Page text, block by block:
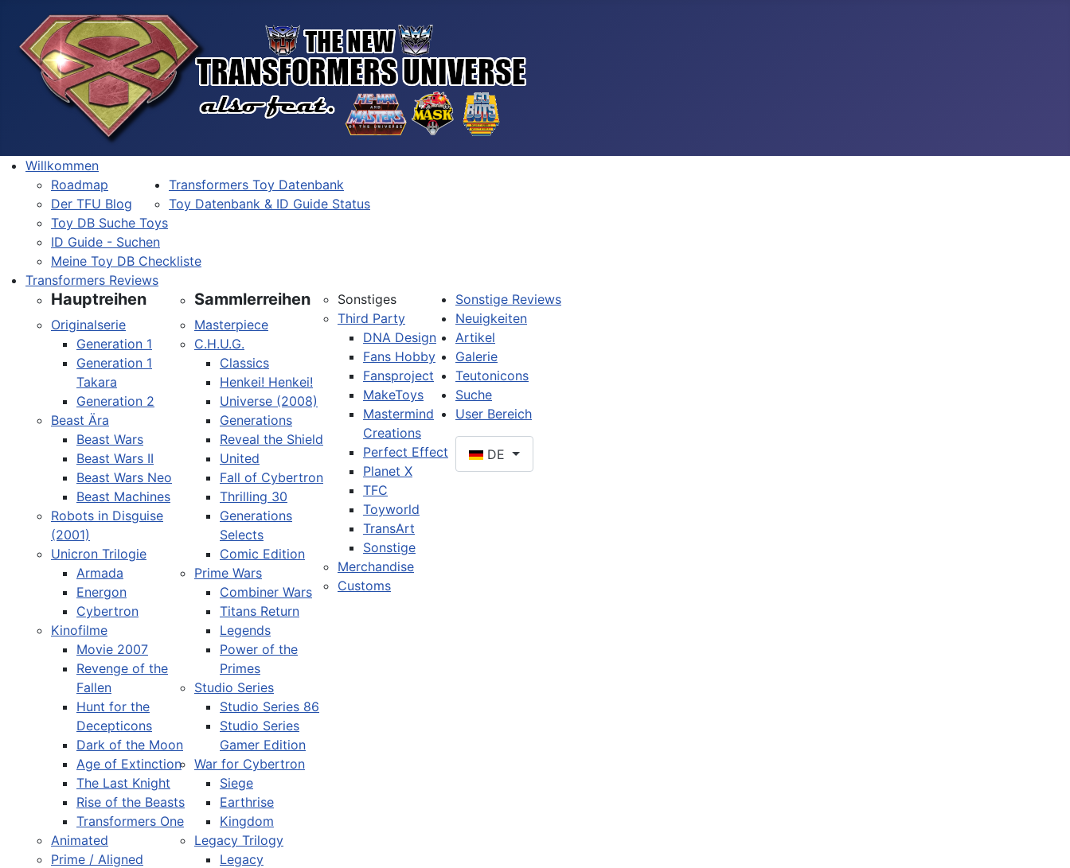
Willkommen
Roadmap
Der TFU Blog
Transformers Toy Datenbank
Toy Datenbank & ID Guide Status
Toy DB Suche Toys
ID Guide - Suchen
Meine Toy DB Checkliste
Transformers Reviews
Hauptreihen
Originalserie
Generation 1
Generation 1
Takara
Generation 2
Beast Ära
Beast Wars
Beast Wars II
Beast Wars Neo
Beast Machines
Robots in Disguise
(2001)
Unicron Trilogie
Armada
Energon
Cybertron
Kinofilme
Movie 2007
Revenge of the
Fallen
Hunt for the
Decepticons
Dark of the Moon
Age of Extinction
The Last Knight
Rise of the Beasts
Transformers One
Animated
Prime / Aligned
Sammlerreihen
Masterpiece
C.H.U.G.
Classics
Henkei! Henkei!
Universe (2008)
Generations
Reveal the Shield
United
Fall of Cybertron
Thrilling 30
Generations
Selects
Comic Edition
Prime Wars
Combiner Wars
Titans Return
Legends
Power of the
Primes
Studio Series
Studio Series 86
Studio Series
Gamer Edition
War for Cybertron
Siege
Earthrise
Kingdom
Legacy Trilogy
Legacy
Sonstiges
Third Party
DNA Design
Fans Hobby
Fansproject
MakeToys
Mastermind
Creations
Perfect Effect
Planet X
TFC
Toyworld
TransArt
Sonstige
Merchandise
Customs
Sonstige Reviews
Neuigkeiten
Artikel
Galerie
Teutonicons
Suche
User Bereich
Sprache auswählen
DE